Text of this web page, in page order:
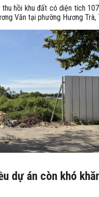
thu hồi khu đất có diện tích
Văn tại phường Hương Trà,
dự án còn khó